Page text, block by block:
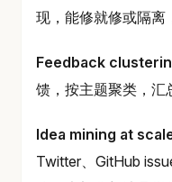
现，能修就修或隔离
Feedback
馈，按主题聚类，汇
Idea mining at scale
Twitter、GitHub